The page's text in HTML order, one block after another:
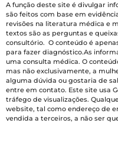
A função deste site é divulgar
são feitos com base em
revisões na literatura médica e
textos são as perguntas e
consultório. O conteúdo é
para fazer diagnóstico.As
uma consulta médica. O
mas não exclusivamente, a
alguma dúvida ou gostaria de
entre em contato. Este site usa
tráfego de visualizações.
website, tal como endereço de
vendida a terceiros, a não ser